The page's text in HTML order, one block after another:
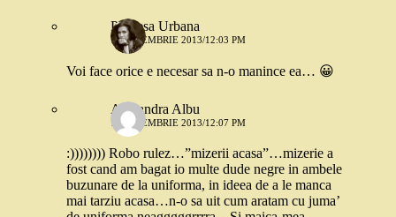
Printesa Urbana
11 NOIEMBRIE 2013/12:03 PM
Voi face orice e necesar sa n-o manince ea… 😀
Alexandra Albu
11 NOIEMBRIE 2013/12:07 PM
:)))))))) Robo rulez…”mizerii acasa”…mizerie a
fost cand am bagat io multe dude negre in ambele
buzunare de la uniforma, in ideea de a le manca
mai tarziu acasa…n-o sa uit cum aratam cu juma’